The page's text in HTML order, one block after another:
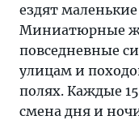
ездят
Миниатюрные
повседневные
улицам и
полях. Каждые
смена дня и